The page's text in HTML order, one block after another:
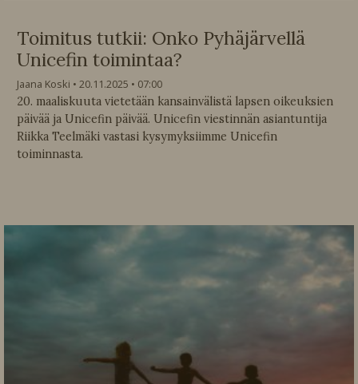
Toimitus tutkii: Onko Pyhäjärvellä
Unicefin toimintaa?
Jaana Koski 20.11.2025
07:00
20. maaliskuuta vietetään kansainvälistä lapsen oikeuksien
päivää ja Unicefin päivää. Unicefin viestinnän asiantuntija
Riikka Teelmäki vastasi kysymyksiimme Unicefin
toiminnasta.